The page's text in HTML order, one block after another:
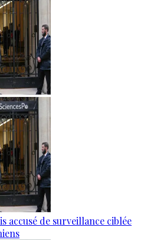
accusé de surveillance ciblée